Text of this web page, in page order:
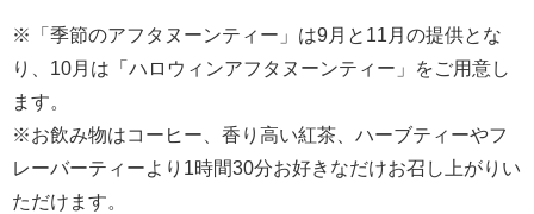
※「季節のアフタヌーンティー」は9月と11月の提供とな
り、10月は「ハロウィンアフタヌーンティー」をご用意し
ます。
※お飲み物はコーヒー、香り高い紅茶、ハーブティーやフ
レーバーティーより1時間30分お好きなだけお召し上がりい
ただけます。